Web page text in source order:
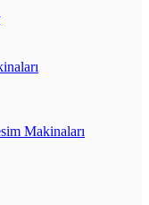
Makinaları